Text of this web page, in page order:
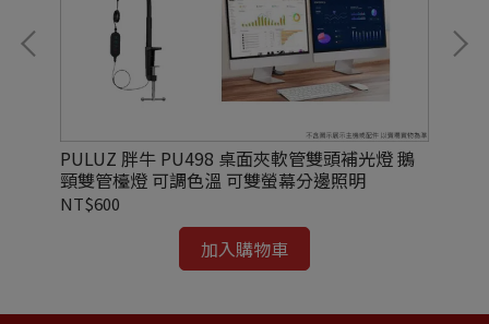
PULUZ 胖牛 PU498 桌面夾軟管雙頭補光燈 鵝
頸雙管檯燈 可調色溫 可雙螢幕分邊照明
NT$600
加入購物車